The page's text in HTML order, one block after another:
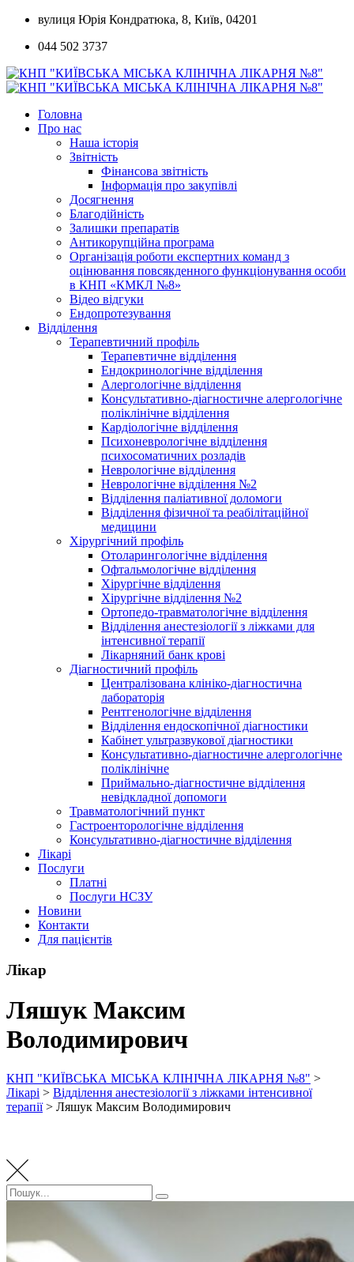
Skip
content
вулиця Юрія Кондратюка, 8, Київ, 04201
044 502 3737
Головна
Про нас
Наша історія
Звітність
Фінансова звітність
Інформація про закупівлі
Досягнення
Благодійність
Залишки препаратів
Антикорупційна програма
Організація роботи експертних команд з
оцінювання повсякденного функціонування особи
в КНП «КМКЛ №8»
Відео відгуки
Ендопротезування
Відділення
Терапевтичний профіль
Терапевтичне відділення
Ендокринологічне відділення
Алергологічне відділення
Консультативно-діагностичне алергологічне
поліклінічне відділення
Кардіологічне відділення
Психоневрологічне відділення
психосоматичних розладів
Неврологічне відділення
Неврологічне відділення №2
Відділення паліативної доломоги
Відділення фізичної та реабілітаційної
медицини
Хірургічний профіль
Отоларингологічне відділення
Офтальмологічне відділення
Хірургічне відділення
Хірургічне відділення №2
Ортопедо-травматологічне відділення
Відділення анестезіології з ліжками для
інтенсивної терапії
Лікарняний банк крові
Діагностичний профіль
Централізована клініко-діагностична
лабораторія
Рентгенологічне відділення
Відділення ендоскопічної діагностики
Кабінет ультразвукової діагностики
Консультативно-діагностичне алергологічне
поліклінічне
Приймально-діагностичне відділення
невідкладної допомоги
Травматологічний пункт
Гастроенторологічне відділення
Консультативно-діагностичне відділення
Лікарі
Послуги
Платні
Послуги НСЗУ
Новини
Контакти
Для пацієнтів
Лікар
Ляшук Максим
Володимирович
КНП "КИЇВСЬКА МІСЬКА КЛІНІЧНА ЛІКАРНЯ №8" >
Лікарі > Відділення анестезіології з ліжками інтенсивної
терапії> Ляшук Максим Володимирович
Пошук:
Пошук